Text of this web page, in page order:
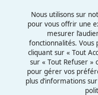
Rue de la Grange aux
57070 - Metz
France
Nous utilisons sur
pour vous offrir une
mesurer
fonctionnalités. Vous
cliquant sur « Tout
sur « Tout Refuser »
pour gérer vos
plus d’informations